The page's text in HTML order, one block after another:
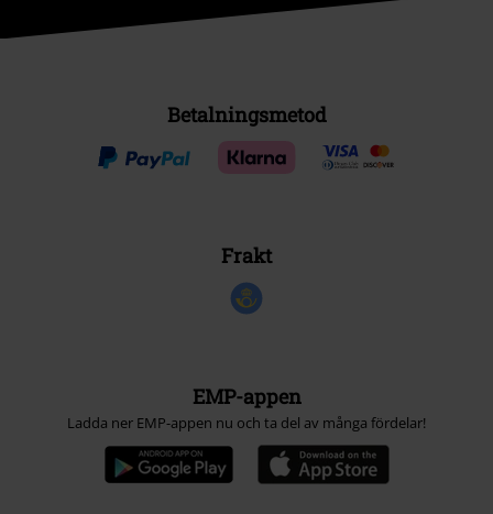
Betalningsmetod
Frakt
EMP-appen
Ladda ner EMP-appen nu och ta del av många fördelar!